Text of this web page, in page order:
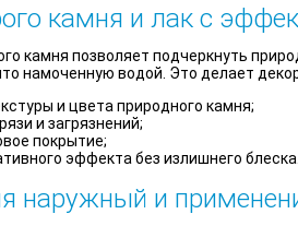
камня и лак с
камня позволяет подчеркнуть
намоченную водой. Это делает
и цвета природного камня;
и загрязнений;
покрытие;
эффекта без излишнего блеска.
наружный и